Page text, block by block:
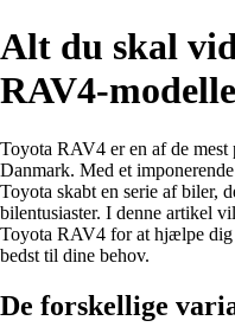
Alt du skal
RAV4-
Toyota RAV4 er en af ​​de
Danmark. Med et
Toyota skabt en serie af biler,
bilentusiaster. I denne artikel
Toyota RAV4 for at hjælpe dig
bedst til dine behov.
De forskellige